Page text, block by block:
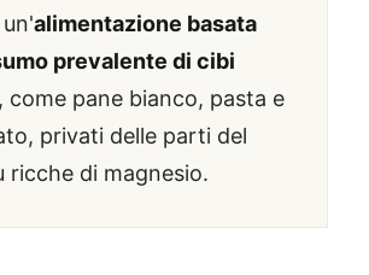
alimentazione basata
prevalente di cibi
, come pane bianco, pasta e
privati delle parti del
ricche di magnesio.